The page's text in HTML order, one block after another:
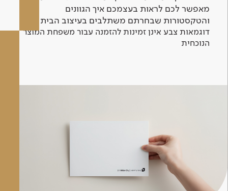
מאפשר לכם לראות בעצמכם איך הגוונים
והטקסטורות שבחרתם משתלבים בעיצוב הבית.
דוגמאות צבע אינן זמינות להזמנה עבור משפחת המוצר
הנוכחית